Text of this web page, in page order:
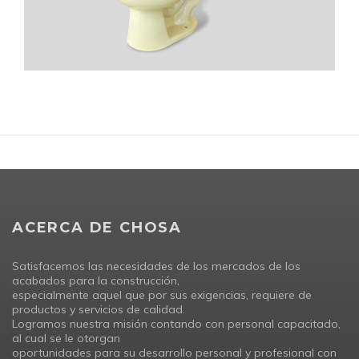
ACERCA DE CHOSA
Satisfacemos las necesidades de los mercados de los
acabados para la construcción,
especialmente aquel que por sus exigencias, requiere de
productos y servicios de calidad.
Logramos nuestra misión contando con personal capacitado,
al cual se le otorgan
oportunidades para su desarrollo personal y profesional con